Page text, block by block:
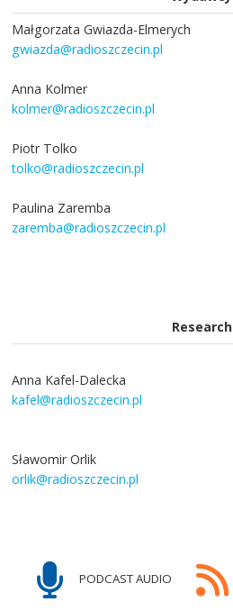
Małgorzata Gwiazda-Elmerych
gwiazda@radioszczecin.pl
Anna Kolmer
kolmer@radioszczecin.pl
Piotr Tolko
tolko@radioszczecin.pl
Paulina Zaremba
zaremba@radioszczecin.pl
Research
Anna Kafel-Dalecka
kafel@radioszczecin.pl
Sławomir Orlik
orlik@radioszczecin.pl
PODCAST AUDIO